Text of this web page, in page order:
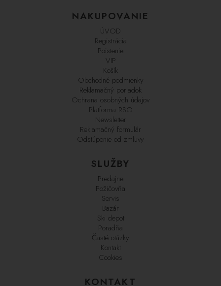
NAKUPOVANIE
ÚVOD
Registrácia
Poistenie
VIP
Košík
Obchodné podmienky
Reklamačný poriadok
Ochrana osobných údajov
Platforma RSO
Newsletter
Reklamačný formulár
Odstúpenie od zmluvy
SLUŽBY
Predajne
Požičovňa
Servis
Bazár
Ski depot
Poradňa
Časté otázky
Kontakt
Cookies
KONTAKT